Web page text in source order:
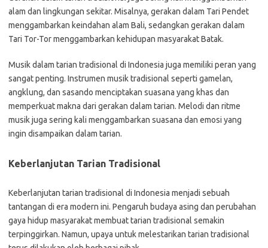
alam dan lingkungan sekitar. Misalnya, gerakan dalam Tari Pendet
menggambarkan keindahan alam Bali, sedangkan gerakan dalam
Tari Tor-Tor menggambarkan kehidupan masyarakat Batak.
Musik dalam tarian tradisional di Indonesia juga memiliki peran yang
sangat penting. Instrumen musik tradisional seperti gamelan,
angklung, dan sasando menciptakan suasana yang khas dan
memperkuat makna dari gerakan dalam tarian. Melodi dan ritme
musik juga sering kali menggambarkan suasana dan emosi yang
ingin disampaikan dalam tarian.
Keberlanjutan Tarian Tradisional
Keberlanjutan tarian tradisional di Indonesia menjadi sebuah
tantangan di era modern ini. Pengaruh budaya asing dan perubahan
gaya hidup masyarakat membuat tarian tradisional semakin
terpinggirkan. Namun, upaya untuk melestarikan tarian tradisional